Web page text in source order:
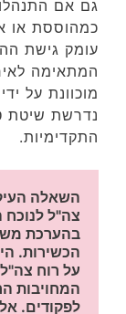
גם אם
כמהוססת או
עומק גישת
המתאימה
מוכוונת על
נדרשת שיטת
התקדימיות.